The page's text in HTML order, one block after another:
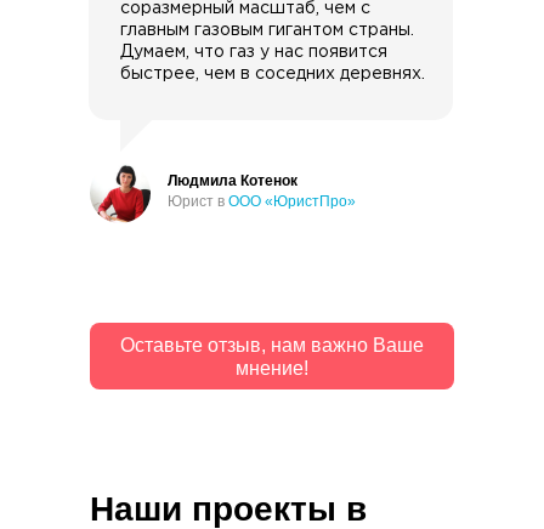
соразмерный масштаб, чем с
главным газовым гигантом страны.
Думаем, что газ у нас появится
быстрее, чем в соседних деревнях.
Юрист в ООО «ЮристПро»
Людмила Котенок
Оставьте отзыв, нам важно Ваше
мнение!
Наши проекты в